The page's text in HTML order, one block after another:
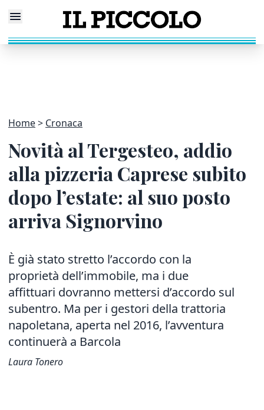
Home Cronaca
Novità al Tergesteo, addio
alla pizzeria Caprese subito
dopo l’estate: al suo posto
arriva Signorvino
È già stato stretto l’accordo con la
proprietà dell’immobile, ma i due
affittuari dovranno mettersi d’accordo sul
subentro. Ma per i gestori della trattoria
napoletana, aperta nel 2016, l’avventura
continuerà a Barcola
Laura Tonero